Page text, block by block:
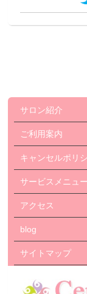
サロン紹介
ご利用案内
キャンセルポリ
サービスメニュー
アクセス
blog
サイトマップ